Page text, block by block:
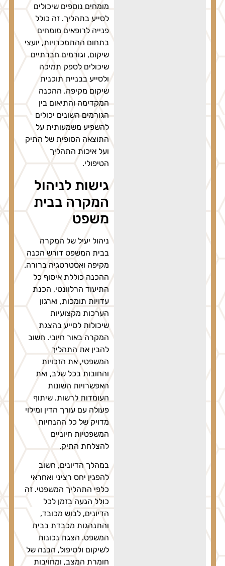
מומחים נוספים שיכולים
לסייע בתהליך. זה כולל
פנייה לרופאים מומחים
בתחום ההתמכרויות, יועצי
שיקום, וגורמים חברתיים
שיכולים לספק תמיכה
ולסייע בבניית תוכנית
שיקום מקיפה. ההכנה
המקדימה והתיאום בין
הגורמים השונים יכולים
להשפיע משמעותית על
התוצאה הסופית של התיק
ועל איכות התהליך
הטיפולי.
גישות לניהול
המקרה בבית
משפט
ניהול יעיל של המקרה
בבית המשפט דורש הכנה
מקיפה ואסטרטגיה ברורה.
ההכנה כוללת איסוף כל
התיעוד הרלוונטי, הכנת
עדויות תומכות, וארגון
הערכות מקצועיות
שיכולות לסייע בהצגת
המקרה באור חיובי. חשוב
להבין את התהליך
המשפטי, את הזכויות
והחובות בכל שלב, ואת
האפשרויות השונות
העומדות לרשות. שיתוף
פעולה עם עורך הדין ומילוי
מדויק של כל ההנחיות
המשפטיות חיוניים
להצלחת התיק.
במהלך הדיונים, חשוב
להפגין יחס רציני ואחראי
כלפי התהליך המשפטי. זה
כולל הגעה בזמן לכל
הדיונים, לבוש מכובד,
והתנהגות מכבדת בבית
המשפט. הצגת נכונות
לשיקום ולטיפול, הבנה של
חומרת המצב, ומחויבות